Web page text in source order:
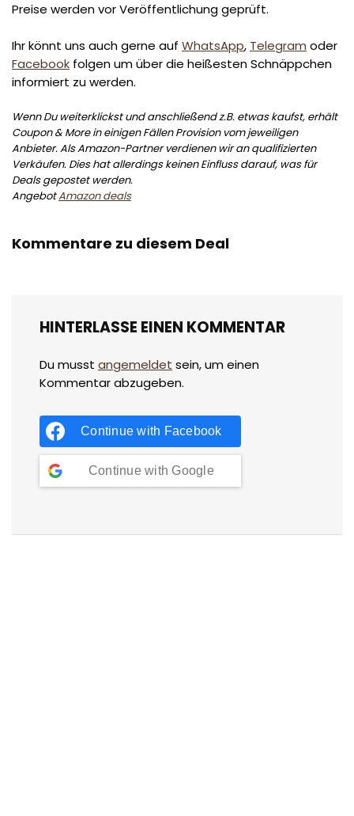
Preise werden vor Veröffentlichung geprüft.
Ihr könnt uns auch gerne auf WhatsApp, Telegram oder
Facebook folgen um über die heißesten Schnäppchen
informiert zu werden.
Wenn Du weiterklickst und anschließend z.B. etwas kaufst, erhält
Coupon & More in einigen Fällen Provision vom jeweiligen
Anbieter. Als Amazon-Partner verdienen wir an qualifizierten
Verkäufen. Dies hat allerdings keinen Einfluss darauf, was für
Deals gepostet werden.
AngebotAmazon deals
Kommentare zu diesem Deal
HINTERLASSE EINEN KOMMENTAR
Du musst angemeldet sein, um einen
Kommentar abzugeben.
Continue with Facebook
Continue with Google